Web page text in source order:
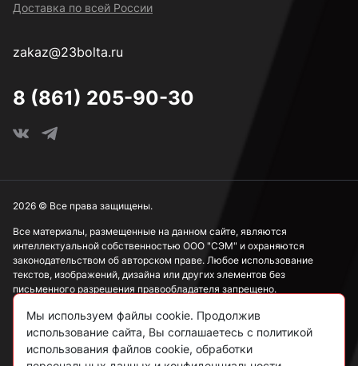
Доставка по всей России
zakaz@23bolta.ru
8 (861) 205-90-30
Все материалы, размещенные на данном сайте, являются
интеллектуальной собственностью ООО "СЭМ" и охраняются
законодательством об авторском праве. Любое использование
текстов, изображений, дизайна или других элементов без
письменного разрешения правообладателя запрещено.
Информация, представленная на сайте, носит исключительно
ознакомительный характер и не может рассматриваться как
публичная оферта в соответствии со ст. 437 ГК РФ.
2026 © Все права защищены.
Мы используем файлы cookie. Продолжив
использование сайта, Вы соглашаетесь с политикой
использования файлов cookie, обработки